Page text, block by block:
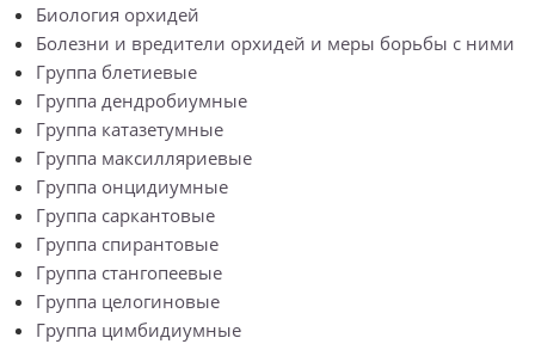
Биология орхидей
Болезни и вредители орхидей и меры борьбы с ними
Группа блетиевые
Группа дендробиумные
Группа катазетумные
Группа максилляриевые
Группа онцидиумные
Группа саркантовые
Группа спирантовые
Группа стангопеевые
Группа целогиновые
Группа цимбидиумные